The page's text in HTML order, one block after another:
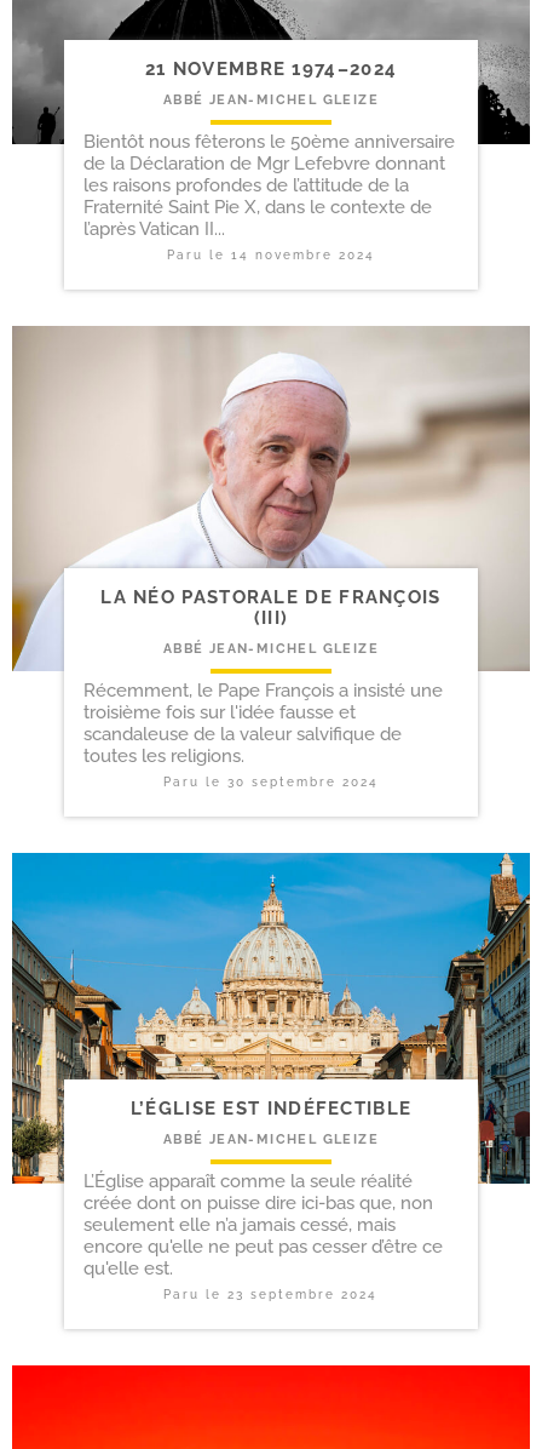
21 NOVEMBRE 1974–2024
ABBÉ JEAN-MICHEL GLEIZE
Bientôt nous fêterons le 50ème anniversaire
de la Déclaration de Mgr Lefebvre donnant
les raisons profondes de l’attitude de la
Fraternité Saint Pie X, dans le contexte de
l’après Vatican II...
Paru le 14 novembre 2024
LA NÉO PASTORALE DE FRANÇOIS
(III)
ABBÉ JEAN-MICHEL GLEIZE
Récemment, le Pape François a insisté une
troisième fois sur l'idée fausse et
scandaleuse de la valeur salvifique de
toutes les religions.
Paru le 30 septembre 2024
L’ÉGLISE EST INDÉFECTIBLE
ABBÉ JEAN-MICHEL GLEIZE
L’Église apparaît comme la seule réalité
créée dont on puisse dire ici-bas que, non
seulement elle n’a jamais cessé, mais
encore qu'elle ne peut pas cesser d’être ce
qu'elle est.
Paru le23 septembre 2024